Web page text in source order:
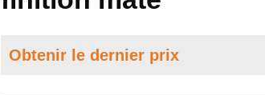
Obtenir le dernier prix